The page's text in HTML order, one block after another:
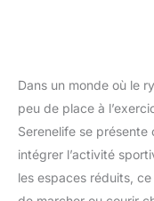
Dans un monde où le
peu de place à
Serenelife se présente
intégrer l’activité
les espaces réduits,